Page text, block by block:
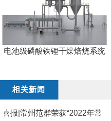
电池级磷酸铁锂干燥焙烧系统
相关新闻
喜报|常州范群荣获“2022年常